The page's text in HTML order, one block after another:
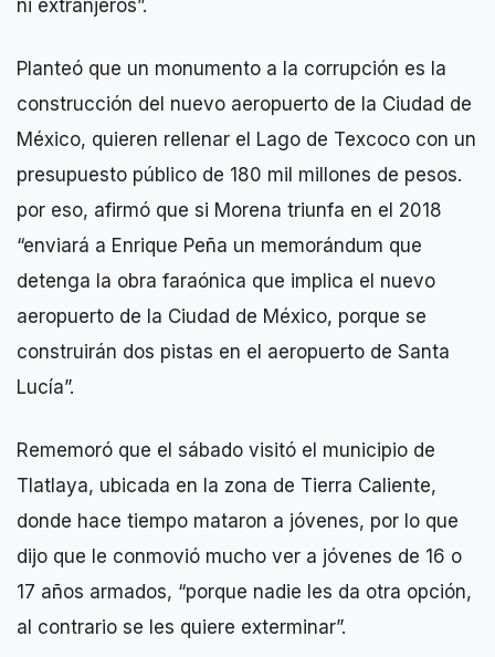
ni extranjeros”.
Planteó que un monumento a la corrupción es la
construcción del nuevo aeropuerto de la Ciudad de
México, quieren rellenar el Lago de Texcoco con un
presupuesto público de 180 mil millones de pesos.
por eso, afirmó que si Morena triunfa en el 2018
“enviará a Enrique Peña un memorándum que
detenga la obra faraónica que implica el nuevo
aeropuerto de la Ciudad de México, porque se
construirán dos pistas en el aeropuerto de Santa
Lucía”.
Rememoró que el sábado visitó el municipio de
Tlatlaya, ubicada en la zona de Tierra Caliente,
donde hace tiempo mataron a jóvenes, por lo que
dijo que le conmovió mucho ver a jóvenes de 16 o
17 años armados, “porque nadie les da otra opción,
al contrario se les quiere exterminar”.